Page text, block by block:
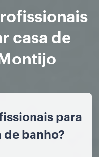
casa de
para
banho?